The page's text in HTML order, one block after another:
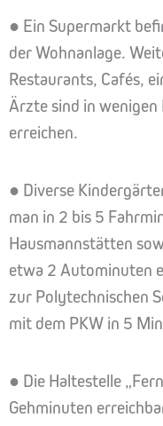
● Ein Supermarkt
der Wohnanlage.
Restaurants, Cafés,
Ärzte sind in
erreichen.
● Diverse
man in 2 bis 5
Hausmannstätten
etwa 2 Autominuten
zur Polytechnischen
mit dem PKW in 5
● Die Haltestelle
Gehminuten